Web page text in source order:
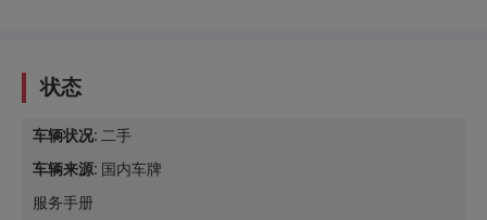
状态
车辆状况: 二手
车辆来源: 国内车牌
服务手册